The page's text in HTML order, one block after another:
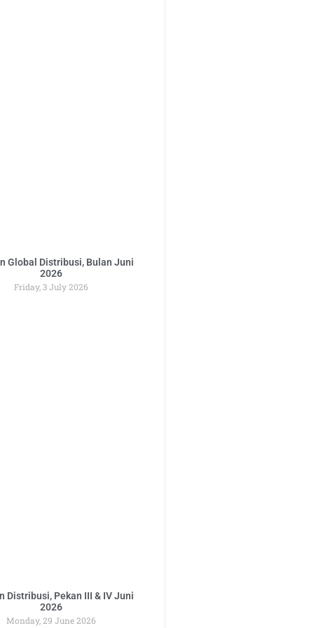
Global Distribusi, Bulan Juni
2026
Friday, 3 July 2026
Distribusi, Pekan III & IV Juni
2026
Monday, 29 June 2026